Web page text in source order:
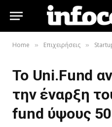
Home » Επιχειρήσεις »
Το Uni.Fund
την έναρξη
fund ύψους